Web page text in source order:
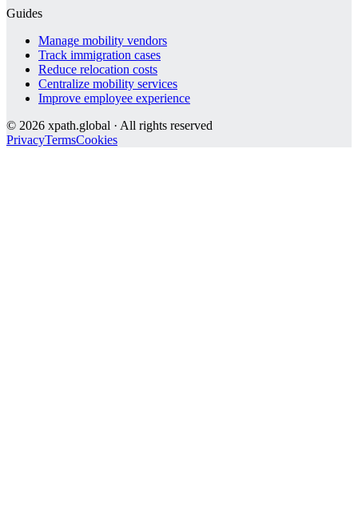
Guides
Manage mobility vendors
Track immigration cases
Reduce relocation costs
Centralize mobility services
Improve employee experience
© 2026 xpath.global · All rights reserved
PrivacyTermsCookies